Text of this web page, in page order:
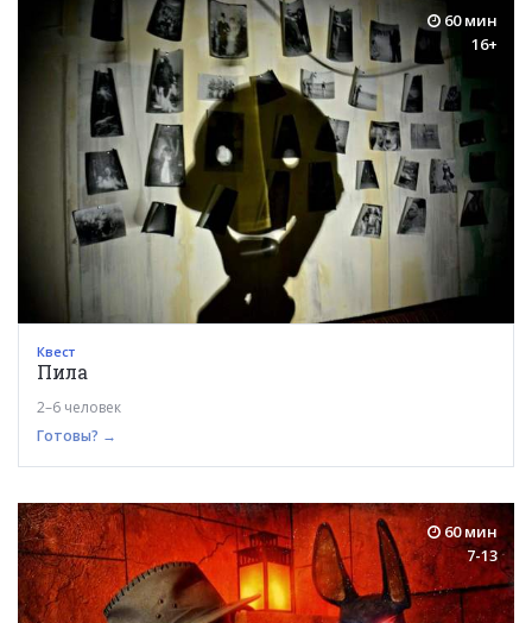
60 мин
16+
Квест
Пила
2–6 человек
Готовы? →
60 мин
7-13